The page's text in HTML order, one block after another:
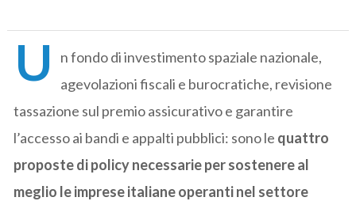
U
n fondo di investimento spaziale nazionale,
agevolazioni fiscali e burocratiche, revisione
tassazione sul premio assicurativo e garantire
l’accesso ai bandi e appalti pubblici: sono le quattro
proposte di policy necessarie per sostenere al
meglio le imprese italiane operanti nel settore